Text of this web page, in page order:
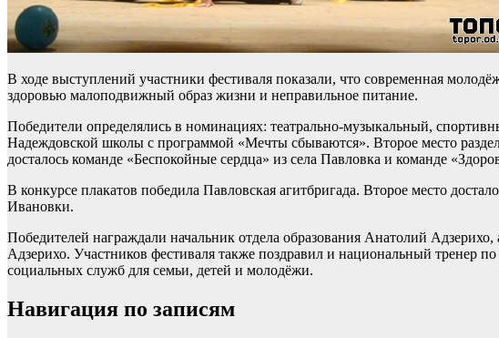
В ходе выступлений участники фестиваля показали, что современная
здоровью малоподвижный образ жизни и неправильное питание.
Победители определялись в номинациях: театрально-музыкальный,
Надеждовской школы с программой «Мечты сбываются». Второе место
досталось команде «Беспокойные сердца» из села Павловка и команде
В конкурсе плакатов победила Павловская агитбригада. Второе место
Ивановки.
Победителей награждали начальник отдела образования Анатолий
Адзерихо. Участников фестиваля также поздравил и национальный тренер
социальных служб для семьи, детей и молодёжи.
Навигация по записям